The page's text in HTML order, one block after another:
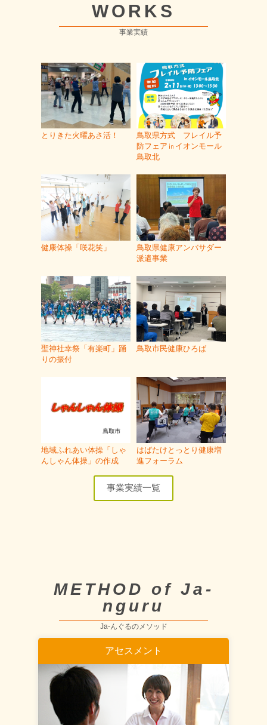
WORKS
事業実績
とりきた火曜あさ活！
鳥取県方式 フレイル予
防フェア㏌イオンモール
鳥取北
健康体操「咲花笑」
鳥取県健康アンバサダー
派遣事業
聖神社幸祭「有楽町」踊
りの振付
鳥取市民健康ひろば
地域ふれあい体操「しゃ
んしゃん体操」の作成
はばたけとっとり健康増
進フォーラム
事業実績一覧
METHOD of Ja-
nguru
Ja-んぐるのメソッド
アセスメント